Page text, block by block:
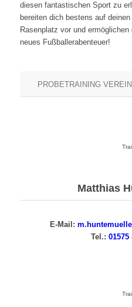
diesen fantastischen Sport zu
bereiten dich bestens auf
Rasenplatz vor und
neues Fußballerabenteuer!
PROBETRAINING
Matthias
E-Mail:
Tel.:01575